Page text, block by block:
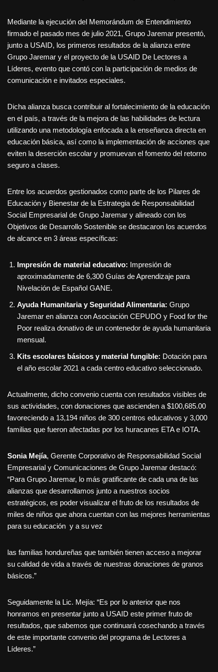
Mediante la ejecución del Memorándum de Entendimiento
firmado el pasado mes de julio 2021, Grupo Jaremar presentó,
junto a USAID, los primeros resultados de la alianza entre
Grupo Jaremar y el proyecto de la USAID De Lectores a
Líderes, evento que contó con la participación de medios de
comunicación e invitados especiales.
Dicha alianza busca contribuir al fortalecimiento de la educación
en el país, a través de la mejora de las habilidades de lectura
utilizando una metodología enfocada a la enseñanza directa en
educación básica, así como la implementación de acciones que
eviten la deserción escolar y promuevan el fomento del retorno
seguro a clases.
Entre los acuerdos gestionados como parte de los Pilares de
Educación y Bienestar de la Estrategia de Responsabilidad
Social Empresarial de Grupo Jaremar y alineado con los
Objetivos de Desarrollo Sostenible se destacaron los acuerdos
de alcance en 3 áreas específicas:
Impresión de material educativo: Impresión de
aproximadamente de 6,300 Guías de Aprendizaje para
Nivelación de Español GANE.
Ayuda Humanitaria y Seguridad Alimentaria: Grupo
Jaremar en alianza con Asociación CEPUDO y Food for the
Poor realiza donativo de un contenedor de ayuda humanitaria
mensual.
Kits escolares básicos y material fungible: Dotación para
el año escolar 2021 a cada centro educativo seleccionado.
Actualmente, dicho convenio cuenta con resultados visibles de
sus actividades, con donaciones que ascienden a $100,685.00
favoreciendo a 13,194 niños de 300 centros educativos y 3,000
familias que fueron afectadas por los huracanes ETA e IOTA.
Sonia Mejía, Gerente Corporativo de Responsabilidad Social
Empresarial y Comunicaciones de Grupo Jaremar destacó:
“Para Grupo Jaremar, lo más gratificante de cada una de las
alianzas que desarrollamos junto a nuestros socios
estratégicos, es poder visualizar el fruto de los resultados de
miles de niños que ahora cuentan con las mejores herramientas
para su educación y a su vez
las familias hondureñas que también tienen acceso a mejorar
su calidad de vida a través de nuestras donaciones de granos
básicos.”
Seguidamente la Lic. Mejía: “Es por lo anterior que nos
honramos en presentar junto a USAID este primer fruto de
resultados, que sabemos que continuará cosechando a través
de este importante convenio del programa de Lectores a
Líderes.”